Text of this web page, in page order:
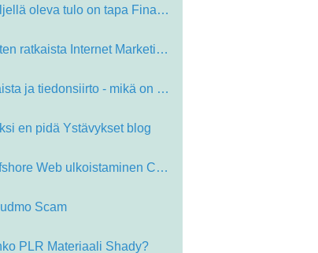
Jäljellä oleva tulo on tapa Finan…
Miten ratkaista Internet Marketing …
Kaista ja tiedonsiirto - mikä on m…
en pidä Ystävykset blog
Offshore Web ulkoistaminen Company …
Scam
PLR Materiaali Shady?